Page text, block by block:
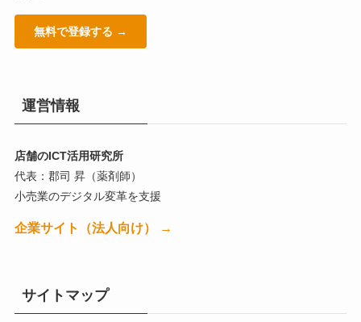
無料で登録する →
運営情報
店舗のICT活用研究所
代表：郡司 昇（薬剤師）
小売業のデジタル変革を支援
企業サイト（法人向け） →
サイトマップ